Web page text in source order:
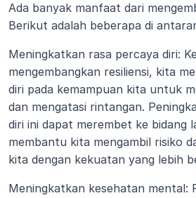
Ada banyak manfaat dari
Berikut adalah beberapa di
Meningkatkan rasa percaya diri:
mengembangkan resiliensi, kita
diri pada kemampuan kita untuk
dan mengatasi rintangan.
diri ini dapat merembet ke bidang
membantu kita mengambil risiko
kita dengan kekuatan yang lebih
Meningkatkan kesehatan mental: